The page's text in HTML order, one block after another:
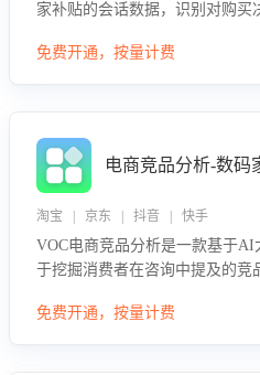
家补贴的会话数据，识别对购
略，助力商家利用国补政策提升
免费开通，按量计费
电商竞品分析-数码
淘宝 | 京东 | 抖音 | 快手
VOC电商竞品分析是一款基于
于挖掘消费者在咨询中提及的竞
息，进行多维度交叉对比，并分
免费开通，按量计费